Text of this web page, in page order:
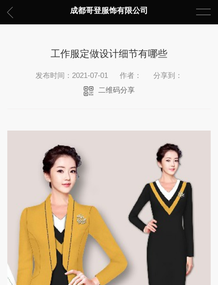
成都哥登服饰有限公司
工作服定做设计细节有哪些
发布时间：2021-07-01 作者：
分享到：
二维码分享